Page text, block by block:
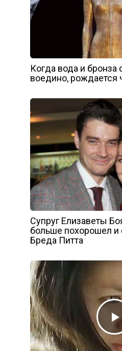
Когда вода и бронза
воедино, рождается
Супруг Елизаветы
больше похорошел и
Бреда Питта